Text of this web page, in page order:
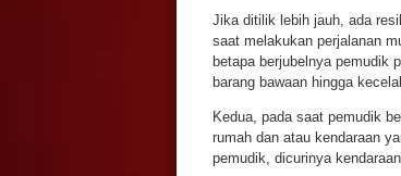
Jika ditilik lebih jauh, ada
saat melakukan perjalanan
betapa berjubelnya pemudik
barang bawaan hingga
Kedua, pada saat pemudik
rumah dan atau kendaraan
pemudik, dicurinya